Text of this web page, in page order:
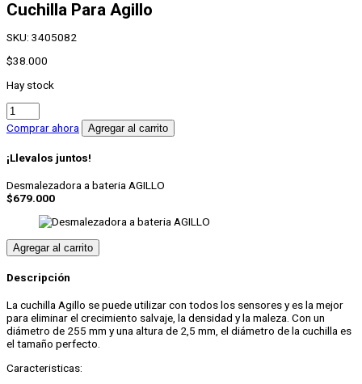
Cuchilla Para Agillo
SKU: 3405082
$38.000
Hay stock
Cuchilla
Para
Agillo
Comprar ahora Agregar al carrito
¡Llevalos juntos!
Desmalezadora a bateria AGILLO
$679.000
Agregar al carrito
Descripción
La cuchilla Agillo se puede utilizar con todos los sensores y es la mejor
para eliminar el crecimiento salvaje, la densidad y la maleza. Con un
diámetro de 255 mm y una altura de 2,5 mm, el diámetro de la cuchilla es
el tamaño perfecto.
Caracteristicas: